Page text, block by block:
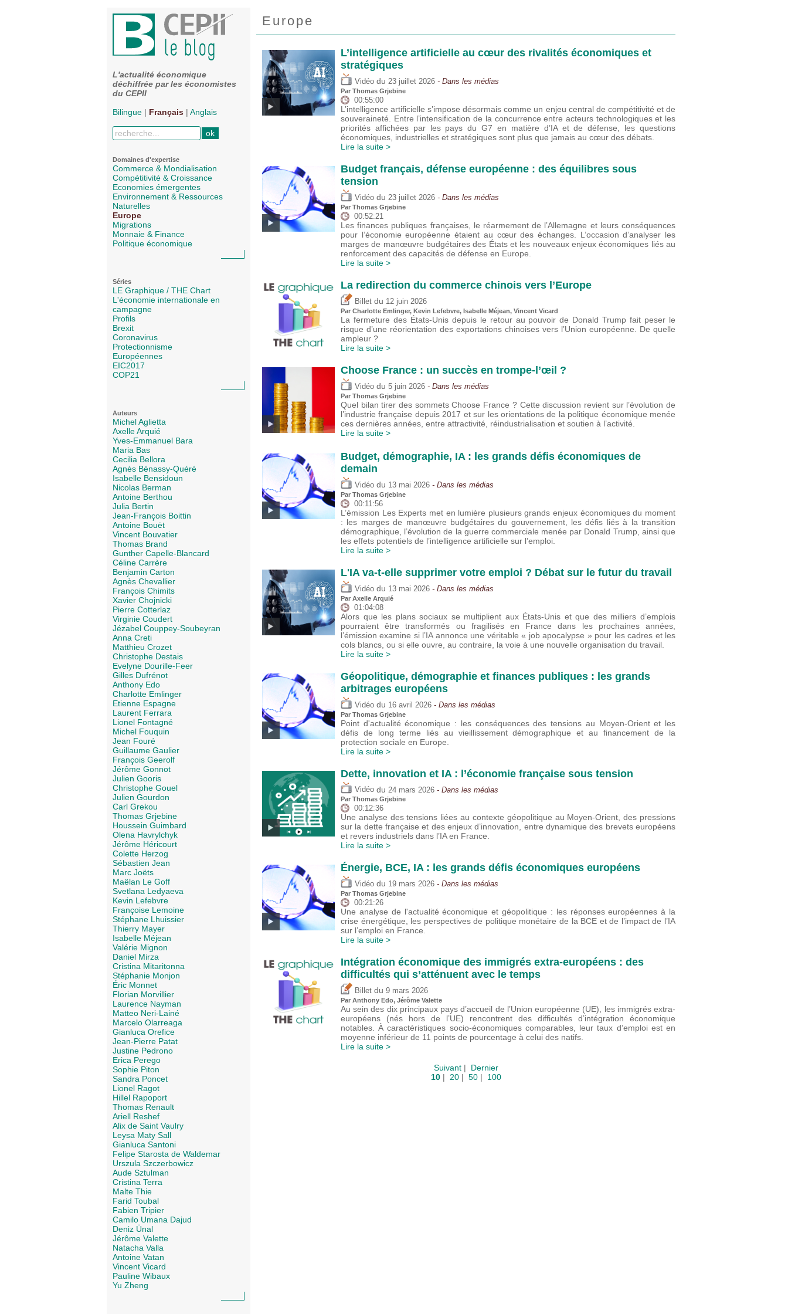
L'actualité économique
déchiffrée par les économistes
du CEPII
Bilingue | Français | Anglais
Domaines d'expertise
Commerce & Mondialisation
Compétitivité & Croissance
Economies émergentes
Environnement & Ressources
Naturelles
Europe
Migrations
Monnaie & Finance
Politique économique
Séries
LE Graphique / THE Chart
L'économie internationale en
campagne
Profils
Brexit
Coronavirus
Protectionnisme
Européennes
EIC2017
COP21
Auteurs
Michel Aglietta
Axelle Arquié
Yves-Emmanuel Bara
Maria Bas
Cecilia Bellora
Agnès Bénassy-Quéré
Isabelle Bensidoun
Nicolas Berman
Antoine Berthou
Julia Bertin
Jean-François Boittin
Antoine Bouët
Vincent Bouvatier
Thomas Brand
Gunther Capelle-Blancard
Céline Carrère
Benjamin Carton
Agnès Chevallier
François Chimits
Xavier Chojnicki
Pierre Cotterlaz
Virginie Coudert
Jézabel Couppey-Soubeyran
Anna Creti
Matthieu Crozet
Christophe Destais
Evelyne Dourille-Feer
Gilles Dufrénot
Anthony Edo
Charlotte Emlinger
Etienne Espagne
Laurent Ferrara
Lionel Fontagné
Michel Fouquin
Jean Fouré
Guillaume Gaulier
François Geerolf
Jérôme Gonnot
Julien Gooris
Christophe Gouel
Julien Gourdon
Carl Grekou
Thomas Grjebine
Houssein Guimbard
Olena Havrylchyk
Jérôme Héricourt
Colette Herzog
Sébastien Jean
Marc Joëts
Maëlan Le Goff
Svetlana Ledyaeva
Kevin Lefebvre
Françoise Lemoine
Stéphane Lhuissier
Thierry Mayer
Isabelle Méjean
Valérie Mignon
Daniel Mirza
Cristina Mitaritonna
Stéphanie Monjon
Éric Monnet
Florian Morvillier
Laurence Nayman
Matteo Neri-Lainé
Marcelo Olarreaga
Gianluca Orefice
Jean-Pierre Patat
Justine Pedrono
Erica Perego
Sophie Piton
Sandra Poncet
Lionel Ragot
Hillel Rapoport
Thomas Renault
Ariell Reshef
Alix de Saint Vaulry
Leysa Maty Sall
Gianluca Santoni
Felipe Starosta de Waldemar
Urszula Szczerbowicz
Aude Sztulman
Cristina Terra
Malte Thie
Farid Toubal
Fabien Tripier
Camilo Umana Dajud
Deniz Ünal
Jérôme Valette
Natacha Valla
Antoine Vatan
Vincent Vicard
Pauline Wibaux
Yu Zheng
Europe
L’intelligence artificielle au cœur des rivalités économiques et
stratégiques
Vidéo du 23 juillet 2026 - Dans les médias
Par Thomas Grjebine
00:55:00
L’intelligence artificielle s’impose désormais comme un enjeu central de compétitivité et de
souveraineté. Entre l’intensification de la concurrence entre acteurs technologiques et les
priorités affichées par les pays du G7 en matière d’IA et de défense, les questions
économiques, industrielles et stratégiques sont plus que jamais au cœur des débats.
Lire la suite >
Budget français, défense européenne : des équilibres sous
tension
Vidéo du 23 juillet 2026 - Dans les médias
Par Thomas Grjebine
00:52:21
Les finances publiques françaises, le réarmement de l’Allemagne et leurs conséquences
pour l’économie européenne étaient au cœur des échanges. L’occasion d’analyser les
marges de manœuvre budgétaires des États et les nouveaux enjeux économiques liés au
renforcement des capacités de défense en Europe.
Lire la suite >
La redirection du commerce chinois vers l’Europe
Billet du 12 juin 2026
Par Charlotte Emlinger, Kevin Lefebvre, Isabelle Méjean, Vincent Vicard
La fermeture des États-Unis depuis le retour au pouvoir de Donald Trump fait peser le
risque d’une réorientation des exportations chinoises vers l’Union européenne. De quelle
ampleur ?
Lire la suite >
Choose France : un succès en trompe-l’œil ?
Vidéo du 5 juin 2026 - Dans les médias
Par Thomas Grjebine
Quel bilan tirer des sommets Choose France ? Cette discussion revient sur l’évolution de
l’industrie française depuis 2017 et sur les orientations de la politique économique menée
ces dernières années, entre attractivité, réindustrialisation et soutien à l’activité.
Lire la suite >
Budget, démographie, IA : les grands défis économiques de
demain
Vidéo du 13 mai 2026 - Dans les médias
Par Thomas Grjebine
00:11:56
L’émission Les Experts met en lumière plusieurs grands enjeux économiques du moment
: les marges de manœuvre budgétaires du gouvernement, les défis liés à la transition
démographique, l’évolution de la guerre commerciale menée par Donald Trump, ainsi que
les effets potentiels de l’intelligence artificielle sur l’emploi.
Lire la suite >
L'IA va-t-elle supprimer votre emploi ? Débat sur le futur du travail
Vidéo du 13 mai 2026 - Dans les médias
Par Axelle Arquié
01:04:08
Alors que les plans sociaux se multiplient aux États-Unis et que des milliers d’emplois
pourraient être transformés ou fragilisés en France dans les prochaines années,
l’émission examine si l’IA annonce une véritable « job apocalypse » pour les cadres et les
cols blancs, ou si elle ouvre, au contraire, la voie à une nouvelle organisation du travail.
Lire la suite >
Géopolitique, démographie et finances publiques : les grands
arbitrages européens
Vidéo du 16 avril 2026 - Dans les médias
Par Thomas Grjebine
Point d'actualité économique : les conséquences des tensions au Moyen-Orient et les
défis de long terme liés au vieillissement démographique et au financement de la
protection sociale en Europe.
Lire la suite >
Dette, innovation et IA : l’économie française sous tension
Vidéo du 24 mars 2026 - Dans les médias
Par Thomas Grjebine
00:12:36
Une analyse des tensions liées au contexte géopolitique au Moyen-Orient, des pressions
sur la dette française et des enjeux d’innovation, entre dynamique des brevets européens
et revers industriels dans l’IA en France.
Lire la suite >
Énergie, BCE, IA : les grands défis économiques européens
Vidéo du 19 mars 2026 - Dans les médias
Par Thomas Grjebine
00:21:26
Une analyse de l'actualité économique et géopolitique : les réponses européennes à la
crise énergétique, les perspectives de politique monétaire de la BCE et de l’impact de l’IA
sur l’emploi en France.
Lire la suite >
Intégration économique des immigrés extra-européens : des
difficultés qui s’atténuent avec le temps
Billet du 9 mars 2026
Par Anthony Edo, Jérôme Valette
Au sein des dix principaux pays d’accueil de l’Union européenne (UE), les immigrés extra-
européens (nés hors de l’UE) rencontrent des difficultés d’intégration économique
notables. À caractéristiques socio-économiques comparables, leur taux d’emploi est en
moyenne inférieur de 11 points de pourcentage à celui des natifs.
Lire la suite >
Suivant| Dernier
10| 20| 50| 100